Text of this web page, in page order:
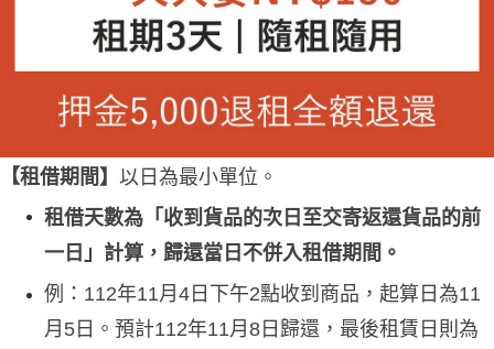
【租借期間】 以日為最小單位。
租借天數為「收到貨品的次日至交寄返還貨品的前
一日」計算，歸還當日不併入租借期間。
例：112年11月4日下午2點收到商品，起算日為11
月5日。預計112年11月8日歸還，最後租賃日則為